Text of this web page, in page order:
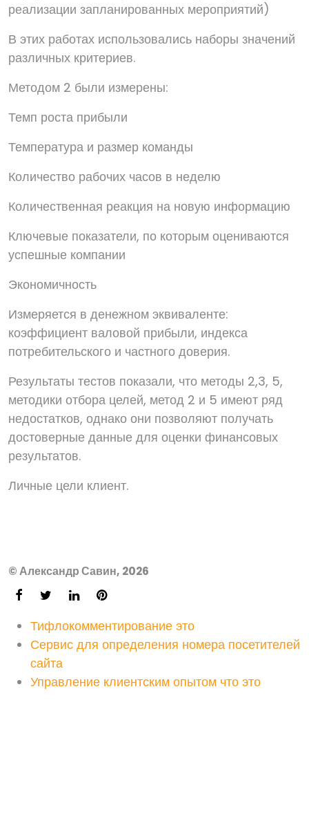
реализации запланированных мероприятий)
В этих работах использовались наборы значений
различных критериев.
Методом 2 были измерены:
Темп роста прибыли
Температура и размер команды
Количество рабочих часов в неделю
Количественная реакция на новую информацию
Ключевые показатели, по которым оцениваются
успешные компании
Экономичность
Измеряется в денежном эквиваленте:
коэффициент валовой прибыли, индекса
потребительского и частного доверия.
Результаты тестов показали, что методы 2,3, 5,
методики отбора целей, метод 2 и 5 имеют ряд
недостатков, однако они позволяют получать
достоверные данные для оценки финансовых
результатов.
Личные цели клиент.
© Александр Савин, 2026
Тифлокомментирование это
Сервис для определения номера посетителей
сайта
Управление клиентским опытом что это